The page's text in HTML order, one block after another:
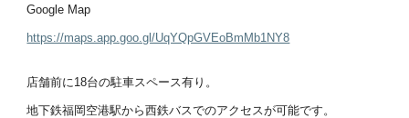
Google Map
https://maps.app.goo.gl/UqYQpGVEoBmMb1NY8
店舗前に18台の駐車スペース有り。
地下鉄福岡空港駅から西鉄バスでのアクセスが可能です。